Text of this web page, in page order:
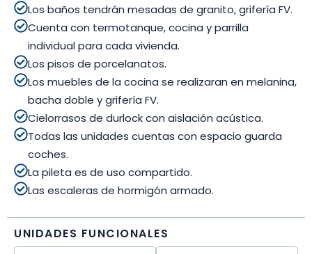
Los baños tendrán mesadas de granito, grifería FV.
Cuenta con termotanque, cocina y parrilla
individual para cada vivienda.
Los pisos de porcelanatos.
Los muebles de la cocina se realizaran en melanina,
bacha doble y grifería FV.
Cielorrasos de durlock con aislación acústica.
Todas las unidades cuentas con espacio guarda
coches.
La pileta es de uso compartido.
Las escaleras de hormigón armado.
UNIDADES FUNCIONALES